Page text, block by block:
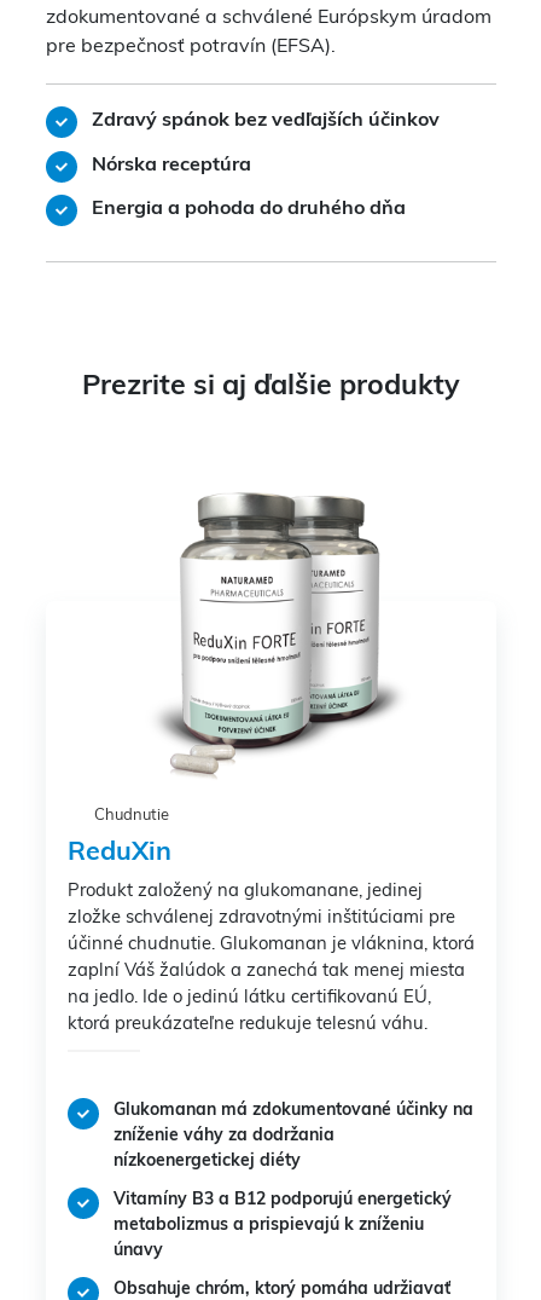
zdokumentované a schválené Európskym úradom
pre bezpečnosť potravín (EFSA).
Zdravý spánok bez vedľajších účinkov
Nórska receptúra
Energia a pohoda do druhého dňa
Prezrite si aj ďalšie produkty
Chudnutie
ReduXin
Produkt založený na glukomanane, jedinej
zložke schválenej zdravotnými inštitúciami pre
účinné chudnutie. Glukomanan je vláknina, ktorá
zaplní Váš žalúdok a zanechá tak menej miesta
na jedlo. Ide o jedinú látku certifikovanú EÚ,
ktorá preukázateľne redukuje telesnú váhu.
Glukomanan má zdokumentované účinky na
zníženie váhy za dodržania
nízkoenergetickej diéty
Vitamíny B3 a B12 podporujú energetický
metabolizmus a prispievajú k zníženiu
únavy
Obsahuje chróm, ktorý pomáha udržiavať